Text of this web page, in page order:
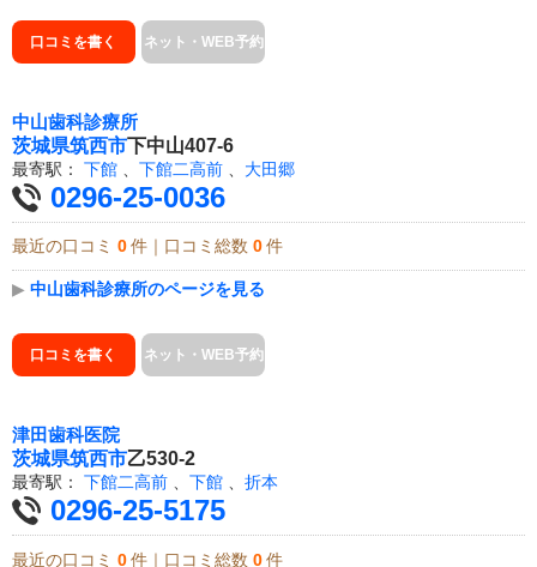
口コミを書く ネット・WEB予約
中山歯科診療所
茨城県筑西市下中山407-6
最寄駅： 下館 下館二高前 大田郷
0296-25-0036
最近の口コミ 0 件｜口コミ総数 0 件
▶ 中山歯科診療所のページを見る
口コミを書く ネット・WEB予約
津田歯科医院
茨城県筑西市乙530-2
最寄駅： 下館二高前 、 下館 、 折本
0296-25-5175
最近の口コミ 0 件｜口コミ総数 0 件